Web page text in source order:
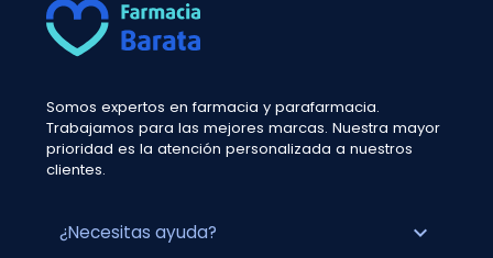
Somos expertos en farmacia y parafarmacia.
Trabajamos para las mejores marcas. Nuestra mayor
prioridad es la atención personalizada a nuestros
clientes.
¿Necesitas ayuda? expand_more